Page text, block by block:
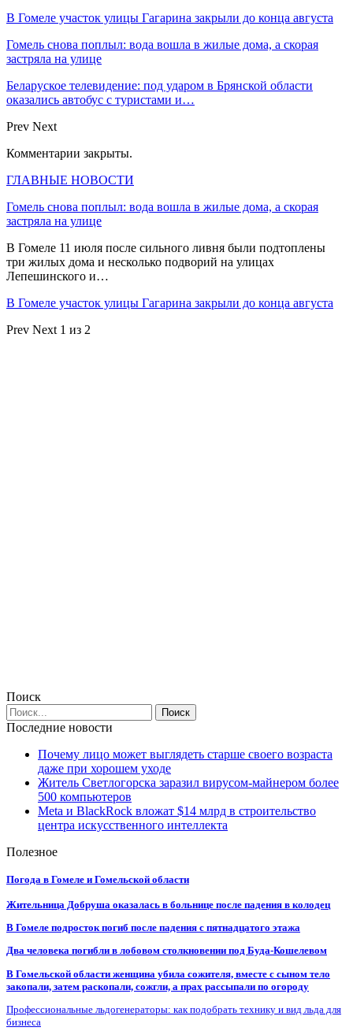
В Гомеле участок улицы Гагарина закрыли до конца августа
Гомель снова поплыл: вода вошла в жилые дома, а скорая
застряла на улице
Беларуское телевидение: под ударом в Брянской области
оказались автобус с туристами и…
Prev Next
Комментарии закрыты.
ГЛАВНЫЕ НОВОСТИ
Гомель снова поплыл: вода вошла в жилые дома, а скорая
застряла на улице
В Гомеле 11 июля после сильного ливня были подтоплены
три жилых дома и несколько подворий на улицах
Лепешинского и…
В Гомеле участок улицы Гагарина закрыли до конца августа
Prev Next 1 из 2
Поиск
Последние новости
Почему лицо может выглядеть старше своего возраста
даже при хорошем уходе
Житель Светлогорска заразил вирусом-майнером более
500 компьютеров
Meta и BlackRock вложат $14 млрд в строительство
центра искусственного интеллекта
Полезное
Погода в Гомеле и Гомельской области
Жительница Добруша оказалась в больнице после падения в колодец
В Гомеле подросток погиб после падения с пятнадцатого этажа
Два человека погибли в лобовом столкновении под Буда-Кошелевом
В Гомельской области женщина убила сожителя, вместе с сыном тело
закопали, затем раскопали, сожгли, а прах рассыпали по огороду
Профессиональные льдогенераторы: как подобрать технику и вид льда для
бизнеса